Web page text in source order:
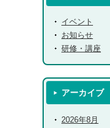
イベント
お知らせ
研修・講座
アーカイブ
2026年8月